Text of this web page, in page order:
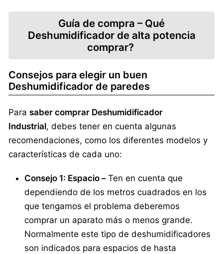
Guía de compra – Qué
Deshumidificador de alta potencia
comprar?
Consejos para elegir un buen
Deshumidificador de paredes
Para saber comprar Deshumidificador
Industrial, debes tener en cuenta algunas
recomendaciones, como los diferentes modelos y
características de cada uno:
Consejo 1: Espacio – Ten en cuenta que
dependiendo de los metros cuadrados en los
que tengamos el problema deberemos
comprar un aparato más o menos grande.
Normalmente este tipo de deshumidificadores
son indicados para espacios de hasta